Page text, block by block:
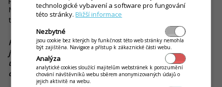
Mimochodem, vítěz minulého ročníku dokázal sníst tento
téměř 600 gramů vážící burger za méně než jednu minutu.
Kromě této originální soutěže evidujeme z vaší stránky i
jinou, neméně zajímavou soutěž – Tattoo challenge. Jelikož
už skončila, jak ji s odstupem času hodnotíte? Co bylo jejím
cílem? Naplnila vaše očekávání?
technologické vybavení a software pro fungování
této stránky.Bližší informace
Nezbytné
jsou cookie bez kterých by funkčnost této web stránky nemohla
být zajištěna. Navigace a přístup k zákaznické části webu.
Analýza
analytické cookies sloužící majitelům webstránek k porozumění
chování návštěvníků webu sběrem anonymizovaných údajů o
jejich aktivitě na webu.